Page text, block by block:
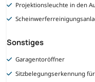
Projektionsleuchte in den
Sonstiges
Garagentoröffner
Sitzbelegungserkennung